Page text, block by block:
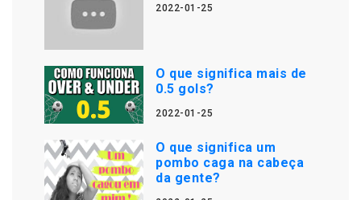
2022-01-25
O que significa mais de
0.5 gols?
2022-01-25
O que significa um
pombo caga na cabeça
da gente?